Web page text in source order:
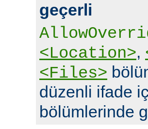
geçerli
<Location>,
<Files>
düzenli ifade
bölümlerinde